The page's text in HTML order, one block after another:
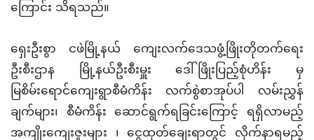
ကြောင်း သိရသည်။
ရှေးဦးစွာ ငဖဲမြို့နယ် ကျေးလက်ဒေသဖွံ့ဖြိုးတိုတက်ရေး
ဦးစီးဌာန မြို့နယ်ဦးစီးမှူး ဒေါ်ဖြိုးပြည့်စုံဟိန်း မှ
မြစိမ်းရောင်ကျေးရွာစီမံကိန်း လက်စွဲစာအုပ်ပါ လမ်းညွှန်
ချက်များ၊ စီမံကိန်း ဆောင်ရွက်ရခြင်းကြောင့် ရရှိလာမည့်
အကျိုးကျေးဇူးများ ၊ ငွေထုတ်ချေးရာတွင် လိုက်နာရမည့်